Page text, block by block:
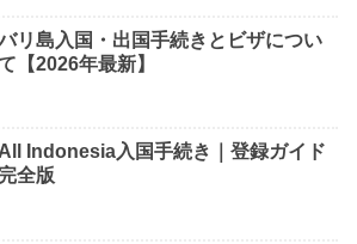
リ島入国・出国手続きとビザについ
【2026年最新】
Indonesia入国手続き｜登録ガイド
完全版